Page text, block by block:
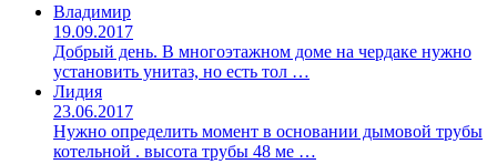
Владимир
19.09.2017
Добрый день. В многоэтажном доме на чердаке нужно
установить унитаз, но есть тол …
Лидия
23.06.2017
Нужно определить момент в основании дымовой трубы
котельной . высота трубы 48 ме …